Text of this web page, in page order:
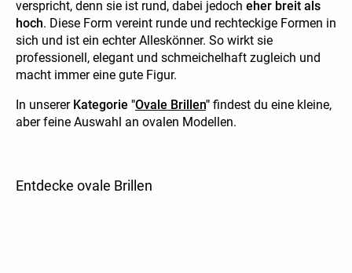
verspricht, denn sie ist rund, dabei jedoch eher breit als
hoch. Diese Form vereint runde und rechteckige Formen in
sich und ist ein echter Alleskönner. So wirkt sie
professionell, elegant und schmeichelhaft zugleich und
macht immer eine gute Figur.
In unserer Kategorie "Ovale Brillen" findest du eine kleine,
aber feine Auswahl an ovalen Modellen.
Entdecke ovale Brillen